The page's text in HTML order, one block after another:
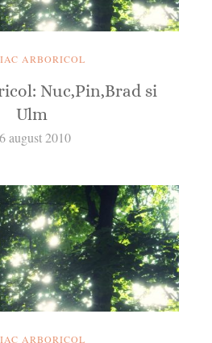
ARBORICOL
Nuc,Pin,Brad si
Ulm
august 2010
ARBORICOL